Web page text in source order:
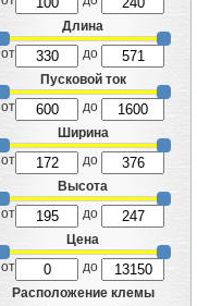
Длина
от
до
Пусковой ток
от
до
Ширина
от
до
Высота
от
до
Цена
от
до
Расположение клемы